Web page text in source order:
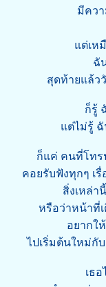
มีคว
แต่เห
ฉั
สุดท้ายแล้ว
ก็รู้
แต่ไม่รู้
ก็แค่ คนที่โทร
คอยรับฟังทุกๆ เรื่
สิ่งเหล่า
หรือว่าหน้าที่
อยากใ
ไปเริ่มต้นใหม่กั
เธ